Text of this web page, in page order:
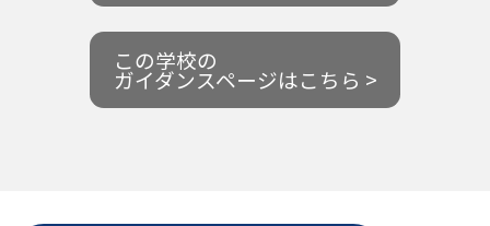
この学校の
ガイダンスページはこちら >